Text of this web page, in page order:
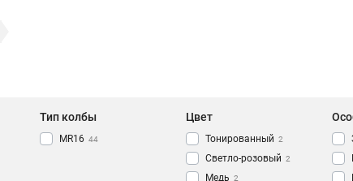
Тип колбы
MR16 44
Цвет
Тонированный 2
Светло-розовый 2
Медь 2